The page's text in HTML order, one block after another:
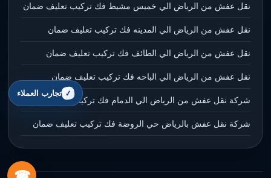
نقل عفش من الرياض الي خميس مشيط فك تركيب تعليف ضمان
نقل عفش من الرياض الي المدينه فك تركيب تعليف ضمان
نقل عفش من الرياض الي الطائف فك تركيب تعليف ضمان
نقل عفش من الرياض الي الباحه فك تركيب تعليف ضمان
شركة نقل عفش من الرياض الي الدمام فك تركيب تعليف ضمان
شركة نقل عفش بالرياض حي الروضة فك تركيب تعليف ضمان
تجارب العملاء